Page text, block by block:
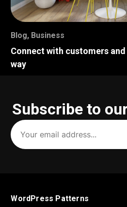
Blog, Business
Connect with customers
way
Subscribe to
Your
email
address
(Required)
WordPress Patterns